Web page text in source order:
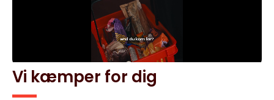
Vi kæmper for dig